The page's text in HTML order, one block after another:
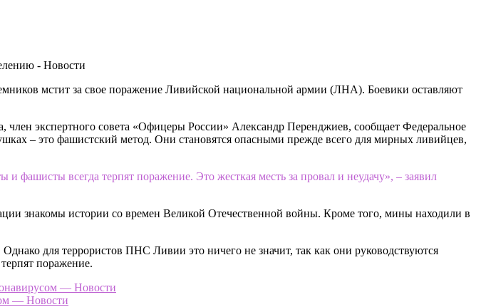
мстит за свое поражение Ливийской национальной армии (ЛНА). Боевики оставляют
экспертного совета «Офицеры России» Александр Перенджиев, сообщает Федеральное
– это фашистский метод. Они становятся опасными прежде всего для мирных ливийцев,
и фашисты всегда терпят поражение. Это жесткая месть за провал и неудачу», – заявил
знакомы истории со времен Великой Отечественной войны. Кроме того, мины находили в
для террористов ПНС Ливии это ничего не значит, так как они руководствуются
поражение.
— Новости
— Новости